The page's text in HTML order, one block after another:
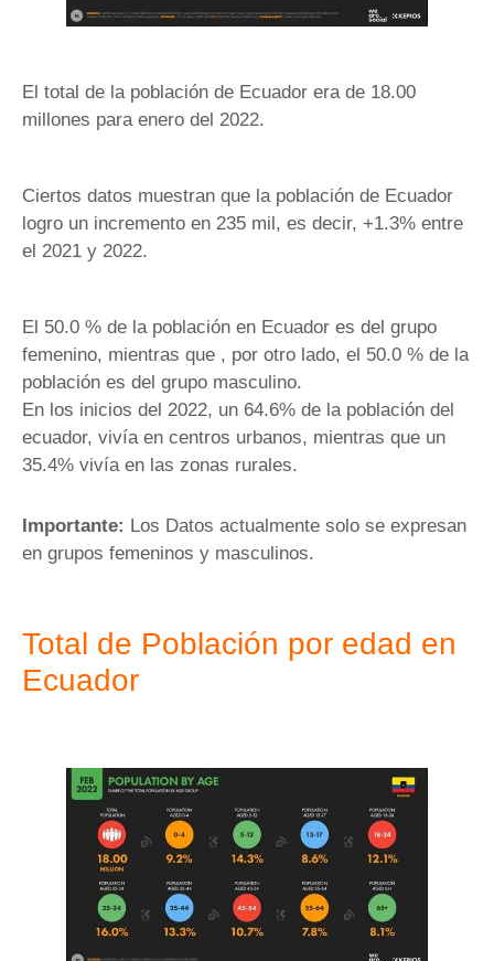
El total de la población de Ecuador era de 18.00
millones para enero del 2022.
Ciertos datos muestran que la población de Ecuador
logro un incremento en 235 mil, es decir, +1.3% entre
el 2021 y 2022.
El 50.0 % de la población en Ecuador es del grupo
femenino, mientras que , por otro lado, el 50.0 % de la
población es del grupo masculino.
En los inicios del 2022, un 64.6% de la población del
ecuador, vivía en centros urbanos, mientras que un
35.4% vivía en las zonas rurales.
Importante: Los Datos actualmente solo se expresan
en grupos femeninos y masculinos.
Total de Población por edad en
Ecuador